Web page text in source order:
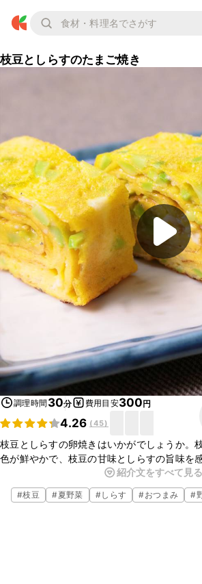
枝豆としらすのたまご焼き
調理時間 30分 費用目安300円
4.26 (45)
枝豆としらすの卵焼きはいかがでしょうか。
色が鮮やかで、枝豆の甘味としらすの旨味を
としてはもちろん、お酒のおつまみにもおす
ださいね。
紹介文をすべて見る
#枝豆 #夏野菜 #しらす #おつまみ #